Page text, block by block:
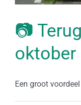
📷
oktober
Een groot